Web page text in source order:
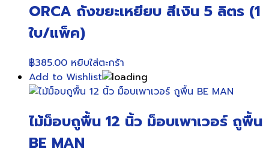
ORCA ถังขยะเหยียบ สีเงิน 5 ลิตร (1
ใบ/แพ็ค)
฿385.00 หยิบใส่ตะกร้า
Add to Wishlist
ไม้ม็อบถูพื้น 12 นิ้ว ม็อบเพาเวอร์ ถูพื้น
BE MAN